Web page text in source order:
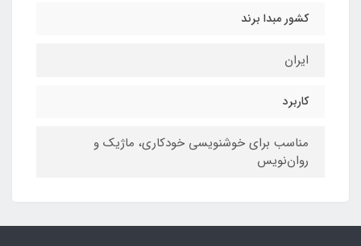
کشور مبدا برند
ایران
کاربرد
مناسب برای خوشنویسی خودکاری، ماژیک و
روان‌نویس